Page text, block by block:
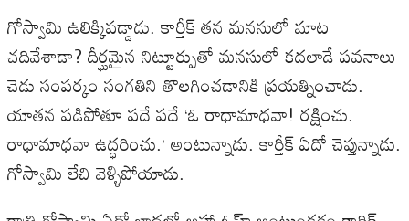
గోస్వామి ఉలిక్కిపడ్డాడు. కార్తీక్ తన మనసులో మాట
చదివేశాడా? దీర్ఘమైన నిట్టూర్పుతో మనసులో కదలాడే పవనాలు
చెడు సంపర్కం సంగతిని తొలగించడానికి ప్రయత్నించాడు.
యాతన పడిపోతూ పదే పదే ‘ఓ రాధామాధవా! రక్షించు.
రాధామాధవా ఉద్ధరించు.’ అంటున్నాడు. కార్తీక్ ఏదో చెప్తున్నాడు.
గోస్వామి లేచి వెళ్ళిపోయాడు.